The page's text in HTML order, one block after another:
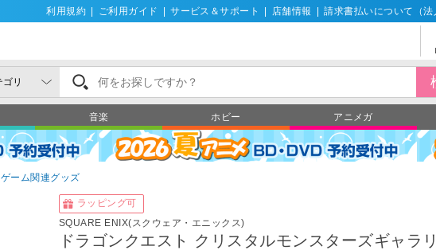
利用規約 ご利用ガイド サービス＆サポート 店舗情報 請求書払いについて（法
音楽 ホビー アニメガ
ゲーム関連グッズ
ラッピング可
SQUARE ENIX(スクウェア・エニックス)
ドラゴンクエスト クリスタルモンスターズギャラ